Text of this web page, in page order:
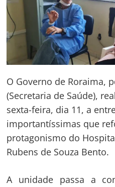
O Governo de Roraima,
(Secretaria de Saúde),
sexta-feira, dia 11, a
importantíssimas que
protagonismo do
Rubens de Souza Bento.
A unidade passa a